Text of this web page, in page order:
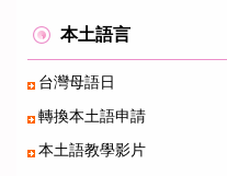
本土語言
台灣母語日
轉換本土語申請
本土語教學影片